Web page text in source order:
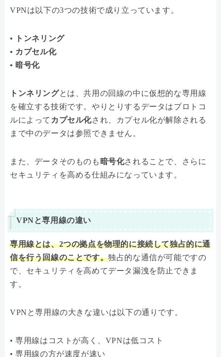
VPNは以下の3つの技術で成り立っています。
• トンネリング
• カプセル化
• 暗号化
トンネリングとは、共用の回線の中に仮想的な専用線
を確立する技術です。やりとりするデータはプロトコ
ルによって カプセル化され、カプセル化が解除される
まで中のデータは参照できません。
また、データそのものも 暗号化されることで、さらに
セキュリティを高める仕組みになっています。
VPNと専用線の違い
専用線とは、2つの拠点を物理的に接続して独占的に通
信を行う回線のことです。独占的な通信が可能ですの
で、セキュリティを高めてデータ漏洩を防止できま
す。
VPNと専用線の大きな違いは以下の通りです。
• 専用線はコストが高く、VPNは低コスト
• 専用線の方が速度が速い